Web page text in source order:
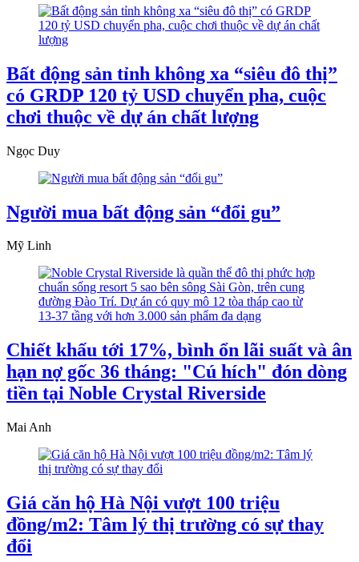
Bất động sản tỉnh không xa “siêu đô thị”
có GRDP 120 tỷ USD chuyển pha, cuộc
chơi thuộc về dự án chất lượng
Ngọc Duy
Người mua bất động sản “đổi gu”
Mỹ Linh
Chiết khấu tới 17%, bình ổn lãi suất và ân
hạn nợ gốc 36 tháng: "Cú hích" đón dòng
tiền tại Noble Crystal Riverside
Mai Anh
Giá căn hộ Hà Nội vượt 100 triệu
đồng/m2: Tâm lý thị trường có sự thay
đổi